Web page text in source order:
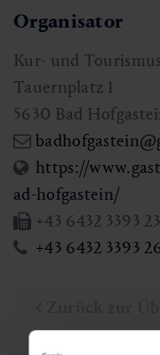
Organisator
Kur- und
Tauernplatz 1
5630 Bad
https://
ad-hofgastein/
+43 6432 3393
+43 6432 3393